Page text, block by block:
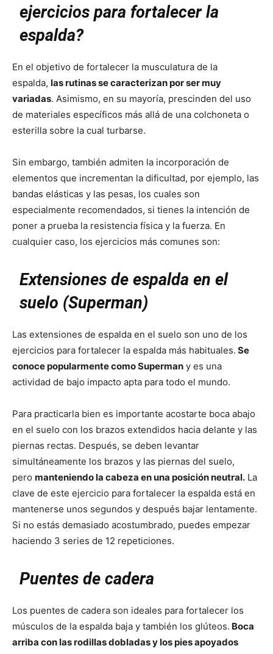
ejercicios para fortalecer la
espalda?
En el objetivo de fortalecer la musculatura de la
espalda, las rutinas se caracterizan por ser muy
variadas. Asimismo, en su mayoría, prescinden del uso
de materiales específicos más allá de una colchoneta o
esterilla sobre la cual turbarse.
Sin embargo, también admiten la incorporación de
elementos que incrementan la dificultad, por ejemplo, las
bandas elásticas y las pesas, los cuales son
especialmente recomendados, si tienes la intención de
poner a prueba la resistencia física y la fuerza. En
cualquier caso, los ejercicios más comunes son:
Extensiones de espalda en el
suelo (Superman)
Las extensiones de espalda en el suelo son uno de los
ejercicios para fortalecer la espalda más habituales. Se
conoce popularmente como Superman y es una
actividad de bajo impacto apta para todo el mundo.
Para practicarla bien es importante acostarte boca abajo
en el suelo con los brazos extendidos hacia delante y las
piernas rectas. Después, se deben levantar
simultáneamente los brazos y las piernas del suelo,
pero manteniendo la cabeza en una posición neutral. La
clave de este ejercicio para fortalecer la espalda está en
mantenerse unos segundos y después bajar lentamente.
Si no estás demasiado acostumbrado, puedes empezar
haciendo 3 series de 12 repeticiones.
Puentes de cadera
Los puentes de cadera son ideales para fortalecer los
músculos de la espalda baja y también los glúteos. Boca
arriba con las rodillas dobladas y los pies apoyados